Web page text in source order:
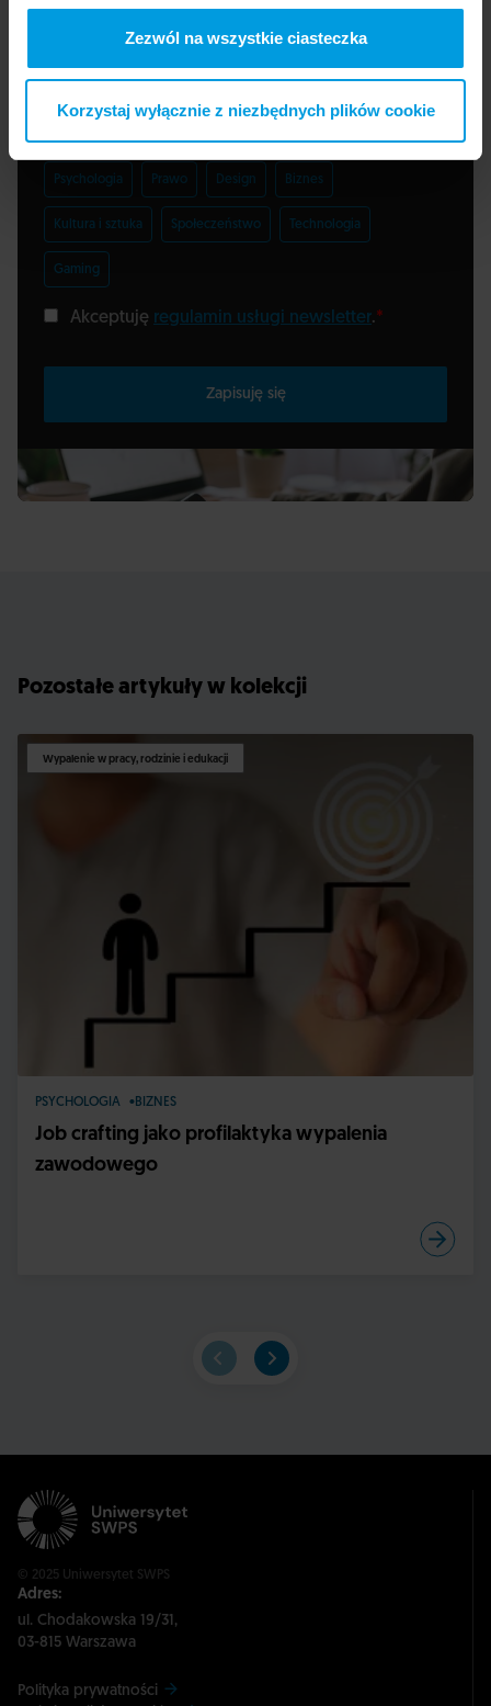
Zezwól na wszystkie ciasteczka
Korzystaj wyłącznie z niezbędnych plików cookie
Adres e-mail
Psychologia Prawo Design Biznes
Kultura i sztuka Społeczeństwo Technologia
Gaming
Akceptuję regulamin usługi newsletter.*
Zapisuję się
Pozostałe artykuły w kolekcji
Wypalenie w pracy, rodzinie i edukacji
PSYCHOLOGIA BIZNES
Job crafting jako profilaktyka wypalenia
zawodowego
© 2025 Uniwersytet SWPS
Adres:
ul. Chodakowska 19/31,
03-815 Warszawa
Polityka prywatności